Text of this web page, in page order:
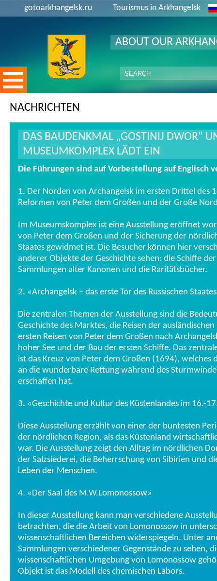
gotoarkhangelsk.ru Tourismus in Arkhangelsk
ABOUT OUR
NACHRICHTEN
DAS BAUDENKMAL „GOSTINIJ DWOR“
MUSEUMKOMPLEX LÄDT EIN
Die Führungen sind auf Vorbestellung auf Englisch
1. Der Norden von Archangelsk im ersten Drittel des
Reformen von Peter dem Großen und der Große
Im Museumskomplex ist eine Ausstellung eröffnet
von Peter dem Großen und der Sicherung der
Staates gewidmet ist. Die Besucher können hier
anderer Objekte der Geschichte sehen: die Schiffe
Sammlungen alter Kanonen und die Raritätsbücher.
2. «Archangelsk – das erste Tor des Russischen
Die zentralen Themen der Ausstellung sind die
Geschichte des Marktes, die Reisen der
ersten Reisen von Peter dem Großen nach
hoher See und der Bau der ersten Schiffe. Das
ist das Kreuz von Peter dem Großen (1694), welches
an die wunderbare Rettung während des
erschaffen hat.
3. «Geschichte und Kultur des Küstenlandes im 16.-
Diese Ausstellung erzählt von einer der buntesten
der nördlichen Region, als das Küstenland
war. Die Ausstellung zeigt den Alltag im nördlichen
der Salzsiederei, die Beherrschung von Sibirien und
Leben der Menschen.
4. «Der Saal des M.W.Lomonossow»
In dieser Ausstellung kann man verschiedene
betrachten, die die Arbeit von Lomonossow in
wissenschaftlichen Bereichen widerspiegeln. Unter
Sammlungen verschiedener Gegenstände zu sehen,
wissenschaftlichen Umgebung von Lomonossow
Objekt ist das Modell des chemischen Labors.